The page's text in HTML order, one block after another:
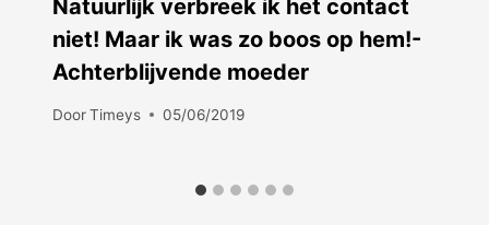
Natuurlijk verbreek ik het contact
niet! Maar ik was zo boos op hem!-
Achterblijvende moeder
DoorTimeys 05/06/2019